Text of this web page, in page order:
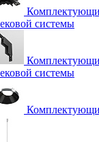
системы
системы